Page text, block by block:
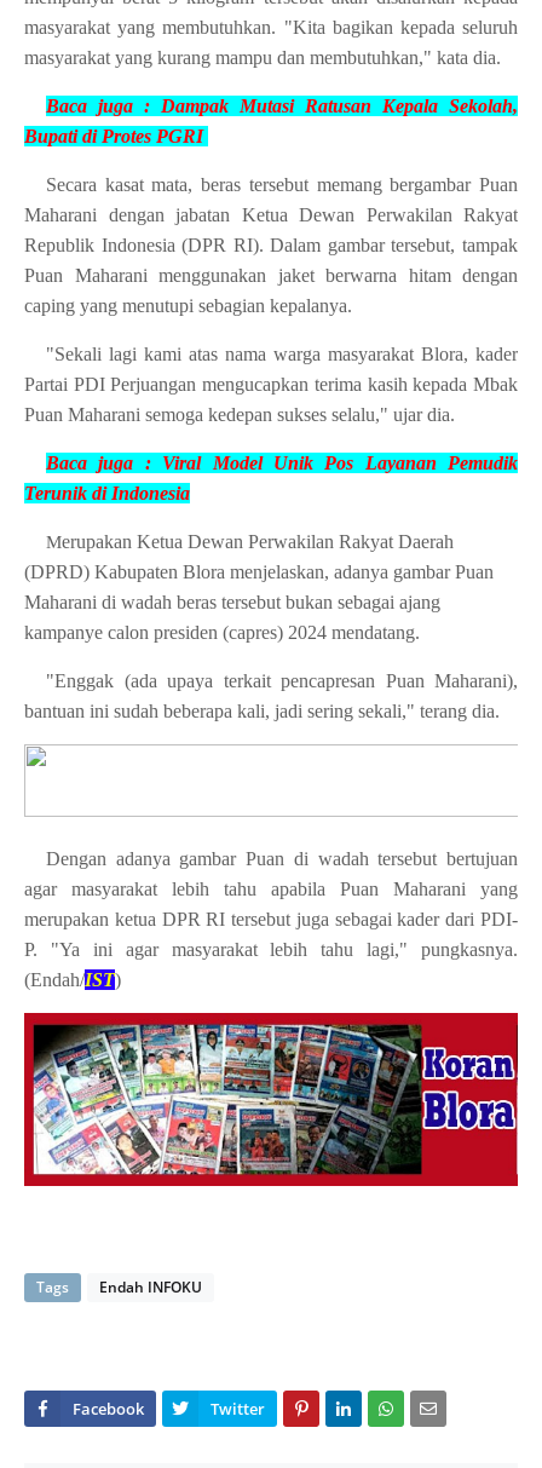
masyarakat yang membutuhkan. "Kita bagikan kepada seluruh
masyarakat yang kurang mampu dan membutuhkan," kata dia.
Baca juga : Dampak Mutasi Ratusan Kepala Sekolah,
Bupati di Protes PGRI
Secara kasat mata, beras tersebut memang bergambar Puan
Maharani dengan jabatan Ketua Dewan Perwakilan Rakyat
Republik Indonesia (DPR RI). Dalam gambar tersebut, tampak
Puan Maharani menggunakan jaket berwarna hitam dengan
caping yang menutupi sebagian kepalanya.
"Sekali lagi kami atas nama warga masyarakat Blora, kader
Partai PDI Perjuangan mengucapkan terima kasih kepada Mbak
Puan Maharani semoga kedepan sukses selalu," ujar dia.
Baca juga : Viral Model Unik Pos Layanan Pemudik
Terunik di Indonesia
Merupakan Ketua Dewan Perwakilan Rakyat Daerah
(DPRD) Kabupaten Blora menjelaskan, adanya gambar Puan
Maharani di wadah beras tersebut bukan sebagai ajang
kampanye calon presiden (capres) 2024 mendatang.
"Enggak (ada upaya terkait pencapresan Puan Maharani),
bantuan ini sudah beberapa kali, jadi sering sekali," terang dia.
Dengan adanya gambar Puan di wadah tersebut bertujuan
agar masyarakat lebih tahu apabila Puan Maharani yang
merupakan ketua DPR RI tersebut juga sebagai kader dari PDI-
P. "Ya ini agar masyarakat lebih tahu lagi," pungkasnya.
(Endah/IST)
Tags Endah INFOKU